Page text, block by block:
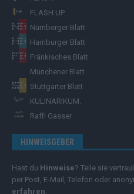
FLASH UP
Nürnberger Blatt
Hamburger Blatt
Fränkisches Blatt
Münchener Blatt
Stuttgarter Blatt
KULINARIKUM.
Raffi Gasser
HINWEISGEBER
Hast du Hinweise? Teile sie
per Post, E-Mail, Telefon oder
erfahren.